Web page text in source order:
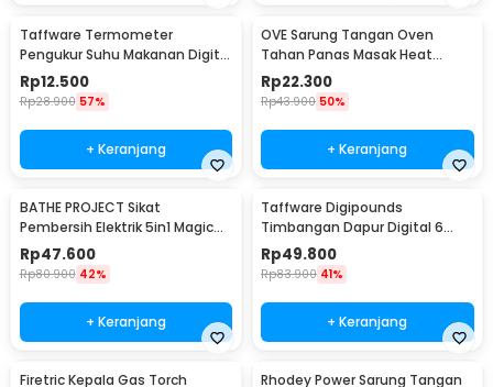
Taffware Termometer
Pengukur Suhu Makanan Digital
Daging Kopi Susu - TP101
Rp12.500
Rp28.900 57%
+ Keranjang
OVE Sarung Tangan Oven
Tahan Panas Masak Heat
Resistant Gloves - 540F
Rp22.300
Rp43.900 50%
+ Keranjang
BATHE PROJECT Sikat
Pembersih Elektrik 5in1 Magic
Brush Rechargeable - WQ8110
Rp47.600
Rp80.900 42%
+ Keranjang
Taffware Digipounds
Timbangan Dapur Digital 6
Satuan 1kg 0.1g - i2000
Rp49.800
Rp83.900 41%
+ Keranjang
Firetric Kepala Gas Torch Rhodey Power Sarung Tangan